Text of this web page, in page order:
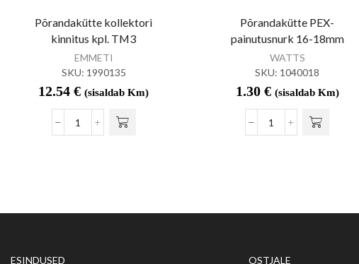
Põrandakütte kollektori
kinnitus kpl. TM3
EMMETI
SKU: 1990135
12.54€ (sisaldab Km)
Põrandakütte PEX-
painutusnurk 16-18mm
WATTS
SKU: 1040018
1.30 € (sisaldab Km)
ESINDUSED OSTJALE